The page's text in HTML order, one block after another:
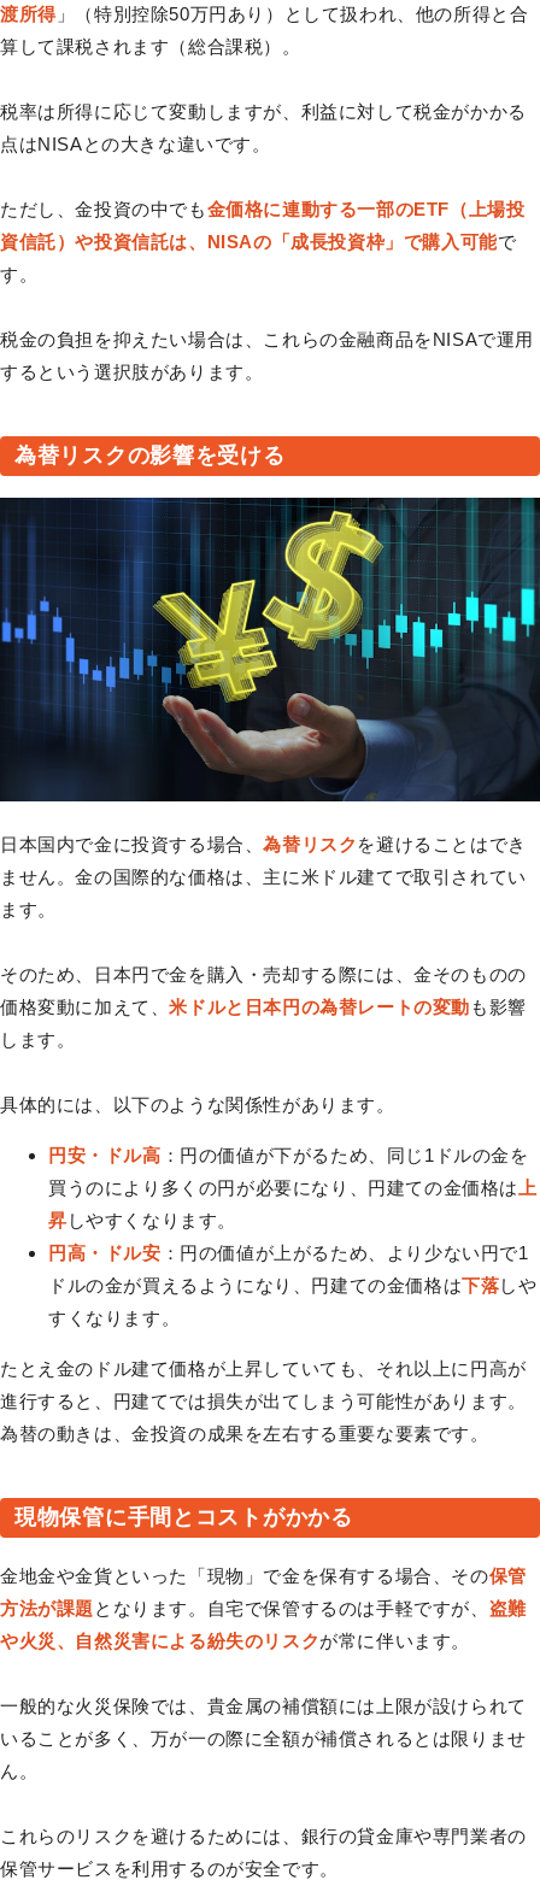
渡所得」（特別控除50万円あり）として扱われ、他の所得と合
算して課税されます（総合課税）。
税率は所得に応じて変動しますが、利益に対して税金がかかる
点はNISAとの大きな違いです。
ただし、金投資の中でも金価格に連動する一部のETF（上場投
資信託）や投資信託は、NISAの「成長投資枠」で購入可能で
す。
税金の負担を抑えたい場合は、これらの金融商品をNISAで運用
するという選択肢があります。
為替リスクの影響を受ける
日本国内で金に投資する場合、為替リスク を避けることはでき
ません。金の国際的な価格は、主に米ドル建てで取引されてい
ます。
そのため、日本円で金を購入・売却する際には、金そのものの
価格変動に加えて、米ドルと日本円の為替レートの変動 も影響
します。
具体的には、以下のような関係性があります。
円安・ドル高 ：円の価値が下がるため、同じ1ドルの金を
買うのにより多くの円が必要になり、円建ての金価格は 上
昇 しやすくなります。
円高・ドル安 ：円の価値が上がるため、より少ない円で1
ドルの金が買えるようになり、円建ての金価格は下落しや
すくなります。
たとえ金のドル建て価格が上昇していても、それ以上に円高が
進行すると、円建てでは損失が出てしまう可能性があります。
為替の動きは、金投資の成果を左右する重要な要素です。
現物保管に手間とコストがかかる
金地金や金貨といった「現物」で金を保有する場合、その保管
方法が課題 となります。自宅で保管するのは手軽ですが、 盗難
や火災、自然災害による紛失のリスクが常に伴います。
一般的な火災保険では、貴金属の補償額には上限が設けられて
いることが多く、万が一の際に全額が補償されるとは限りませ
ん。
これらのリスクを避けるためには、銀行の貸金庫や専門業者の
保管サービスを利用するのが安全です。